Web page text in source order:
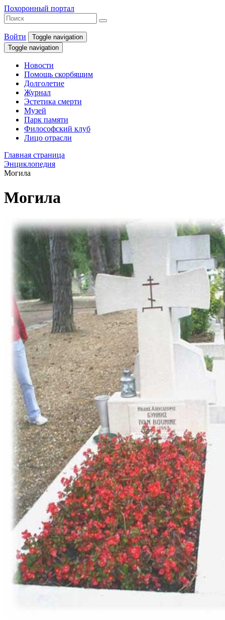
Похоронный портал
Войти
Toggle navigation
Toggle navigation
Новости
Помощь скорбящим
Долголетие
Журнал
Эстетика смерти
Музей
Парк памяти
Философский клуб
Лицо отрасли
Главная страница
Энциклопедия
Могила
Могила